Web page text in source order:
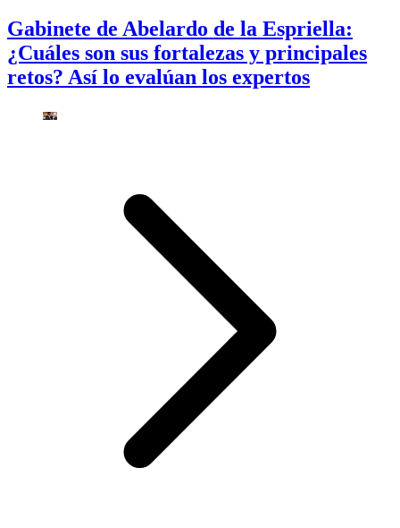
Gabinete de Abelardo de la Espriella:
¿Cuáles son sus fortalezas y principales
retos? Así lo evalúan los expertos